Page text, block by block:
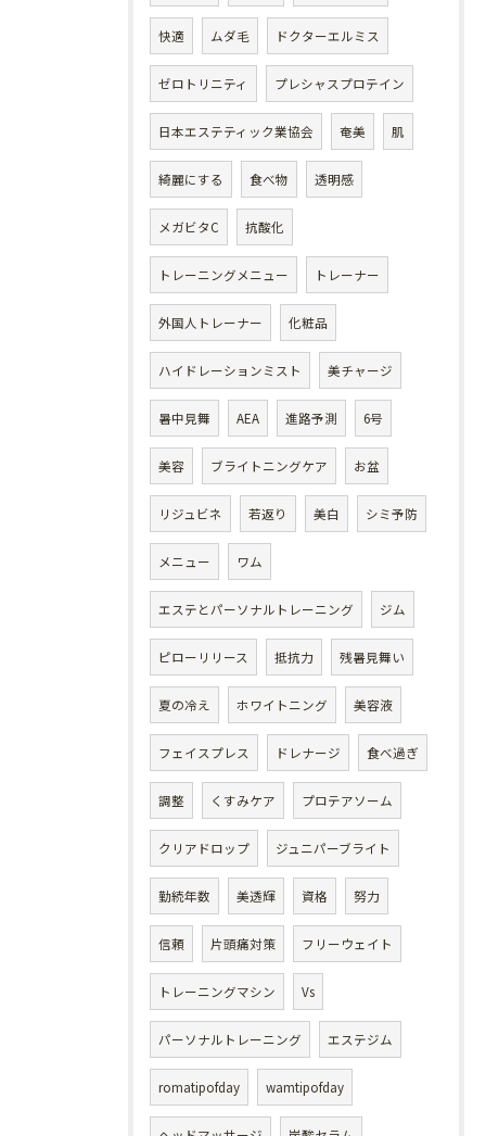
快適 ムダ毛 ドクターエルミス
ゼロトリニティ プレシャスプロテイン
日本エステティック業協会 奄美 肌
綺麗にする 食べ物 透明感
メガビタC 抗酸化
トレーニングメニュー トレーナー
外国人トレーナー 化粧品
ハイドレーションミスト 美チャージ
暑中見舞 AEA 進路予測 6号
美容 ブライトニングケア お盆
リジュビネ 若返り 美白 シミ予防
メニュー ワム
エステとパーソナルトレーニング ジム
ピローリリース 抵抗力 残暑見舞い
夏の冷え ホワイトニング 美容液
フェイスプレス ドレナージ 食べ過ぎ
調整 くすみケア プロテアソーム
クリアドロップ ジュニパーブライト
勤続年数 美透輝 資格 努力
信頼 片頭痛対策 フリーウェイト
トレーニングマシン Vs
パーソナルトレーニング エステジム
romatipofday wamtipofday